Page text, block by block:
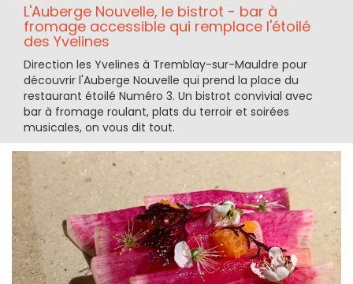
L'Auberge Nouvelle, le bistrot - bar à
fromage accessible qui remplace l'étoilé
des Yvelines
Direction les Yvelines à Tremblay-sur-Mauldre pour
découvrir l'Auberge Nouvelle qui prend la place du
restaurant étoilé Numéro 3. Un bistrot convivial avec
bar à fromage roulant, plats du terroir et soirées
musicales, on vous dit tout.